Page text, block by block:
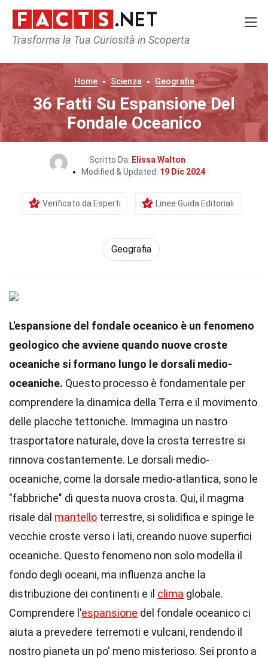
Trasforma la Tua Curiosità in Scoperta
Home Scienza Geografia
36 Fatti Su Espansione Del
Fondale Oceanico
Scritto Da: Elissa Walton
Modified & Updated: 19 Dic 2024
Verificato da Esperti Linee Guida Editoriali
Geografia
L'espansione del fondale oceanico è un fenomeno
geologico che avviene quando nuove croste
oceaniche si formano lungo le dorsali medio-
oceaniche. Questo processo è fondamentale per
comprendere la dinamica della Terra e il movimento
delle placche tettoniche. Immagina un nastro
trasportatore naturale, dove la crosta terrestre si
rinnova costantemente. Le dorsali medio-
oceaniche, come la dorsale medio-atlantica, sono le
"fabbriche" di questa nuova crosta. Qui, il magma
risale dal mantello terrestre, si solidifica e spinge le
vecchie croste verso i lati, creando nuove superfici
oceaniche. Questo fenomeno non solo modella il
fondo degli oceani, ma influenza anche la
distribuzione dei continenti e il clima globale.
Comprendere l'espansione del fondale oceanico ci
aiuta a prevedere terremoti e vulcani, rendendo il
nostro pianeta un po' meno misterioso. Sei pronto a